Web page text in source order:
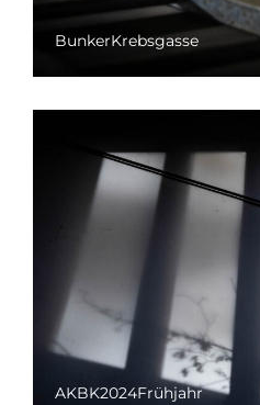
BunkerKrebsgasse
AKBK2024Frühjahr